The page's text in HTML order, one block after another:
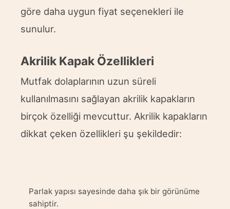
göre daha uygun fiyat seçenekleri ile
sunulur.
Akrilik Kapak Özellikleri
Mutfak dolaplarının uzun süreli
kullanılmasını sağlayan akrilik kapakların
birçok özelliği mevcuttur. Akrilik kapakların
dikkat çeken özellikleri şu şekildedir:
Parlak yapısı sayesinde daha şık bir görünüme
sahiptir.